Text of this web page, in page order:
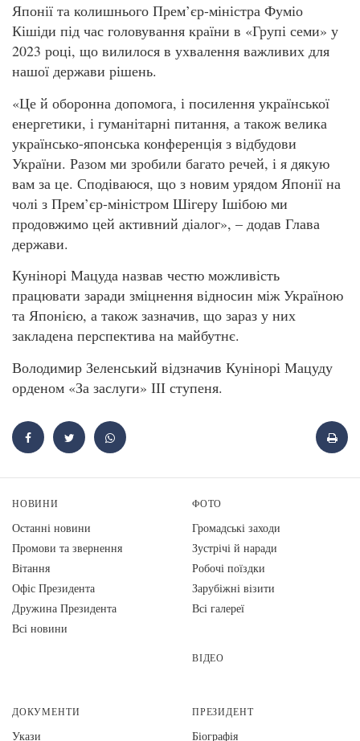
Японії та колишнього Прем’єр-міністра Фуміо
Кішіди під час головування країни в «Групі семи» у
2023 році, що вилилося в ухвалення важливих для
нашої держави рішень.
«Це й оборонна допомога, і посилення української
енергетики, і гуманітарні питання, а також велика
українсько-японська конференція з відбудови
України. Разом ми зробили багато речей, і я дякую
вам за це. Сподіваюся, що з новим урядом Японії на
чолі з Прем’єр-міністром Шігеру Ішібою ми
продовжимо цей активний діалог», – додав Глава
держави.
Кунінорі Мацуда назвав честю можливість
працювати заради зміцнення відносин між Україною
та Японією, а також зазначив, що зараз у них
закладена перспектива на майбутнє.
Володимир Зеленський відзначив Кунінорі Мацуду
орденом «За заслуги» ІІІ ступеня.
НОВИНИ
Останні новини
Промови та звернення
Вiтання
Офіс Президента
Дружина Президента
Всі новини
ФОТО
Громадські заходи
Зустрічі й наради
Робочі поїздки
Зарубіжні візити
Всі галереї
ВІДЕО
ДОКУМЕНТИ
Укази
ПРЕЗИДЕНТ
Біографія